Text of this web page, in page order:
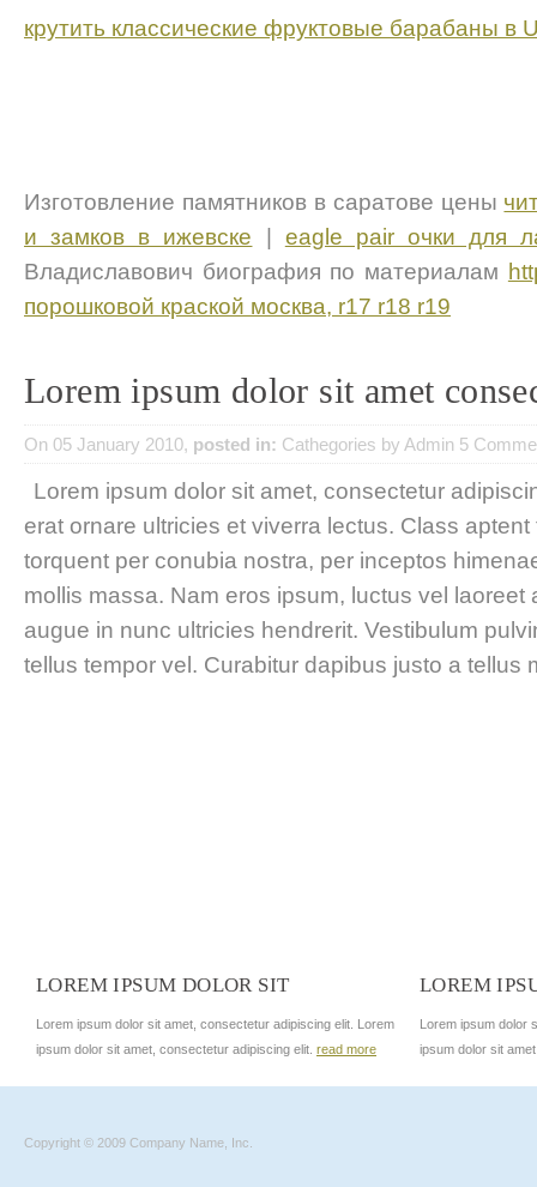
крутить классические фруктовые барабаны в
Изготовление памятников в саратове цены
и замков в ижевске | eagle pair очки для
Владиславович биография по материалам
порошковой краской москва, r17 r18 r19
Lorem ipsum dolor sit amet
On 05 January 2010, posted in: Cathegories by Admin 5
Lorem ipsum dolor sit amet, consectetur
erat ornare ultricies et viverra lectus. Class
torquent per conubia nostra, per inceptos
mollis massa. Nam eros ipsum, luctus vel laoreet
augue in nunc ultricies hendrerit. Vestibulum
tellus tempor vel. Curabitur dapibus justo a tellus
LOREM IPSUM DOLOR SIT
Lorem ipsum dolor sit amet, consectetur adipiscing elit. Lorem
ipsum dolor sit amet, consectetur adipiscing elit. read more
LOREM
Lorem ipsum dolor
ipsum dolor sit
Copyright © 2009 Company Name, Inc.